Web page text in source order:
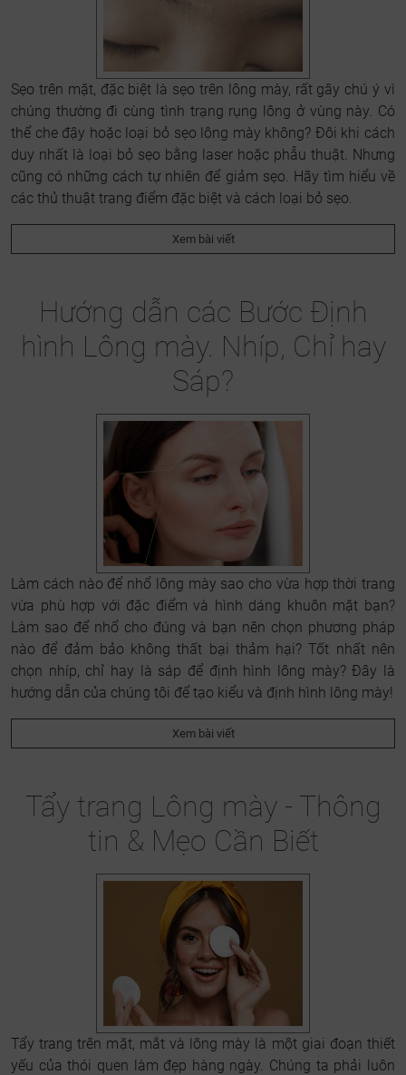
Sẹo trên mặt, đặc biệt là sẹo trên lông mày, rất gây chú ý vì
chúng thường đi cùng tình trạng rụng lông ở vùng này. Có
thể che đậy hoặc loại bỏ sẹo lông mày không? Đôi khi cách
duy nhất là loại bỏ sẹo bằng laser hoặc phẫu thuật. Nhưng
cũng có những cách tự nhiên để giảm sẹo. Hãy tìm hiểu về
các thủ thuật trang điểm đặc biệt và cách loại bỏ sẹo.
Xem bài viết
Hướng dẫn các Bước Định
hình Lông mày. Nhíp, Chỉ hay
Sáp?
Làm cách nào để nhổ lông mày sao cho vừa hợp thời trang
vừa phù hợp với đặc điểm và hình dáng khuôn mặt bạn?
Làm sao để nhổ cho đúng và bạn nên chọn phương pháp
nào để đảm bảo không thất bại thảm hại? Tốt nhất nên
chọn nhíp, chỉ hay là sáp để định hình lông mày? Đây là
hướng dẫn của chúng tôi để tạo kiểu và định hình lông mày!
Xem bài viết
Tẩy trang Lông mày - Thông
tin & Mẹo Cần Biết
Tẩy trang trên mặt, mắt và lông mày là một giai đoạn thiết
yếu của thói quen làm đẹp hàng ngày. Chúng ta phải luôn